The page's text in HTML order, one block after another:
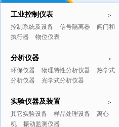
>
工业控制仪表
控制系统及设备 信号隔离器
阀门和
执行器
物位仪表
>
分析仪器
环保仪器 物理特性分析仪器
热学式
分析仪器
光学式分析仪器
>
实验仪器及装置
其它实验设备 样品处理设备
离心
机
振动监测仪器